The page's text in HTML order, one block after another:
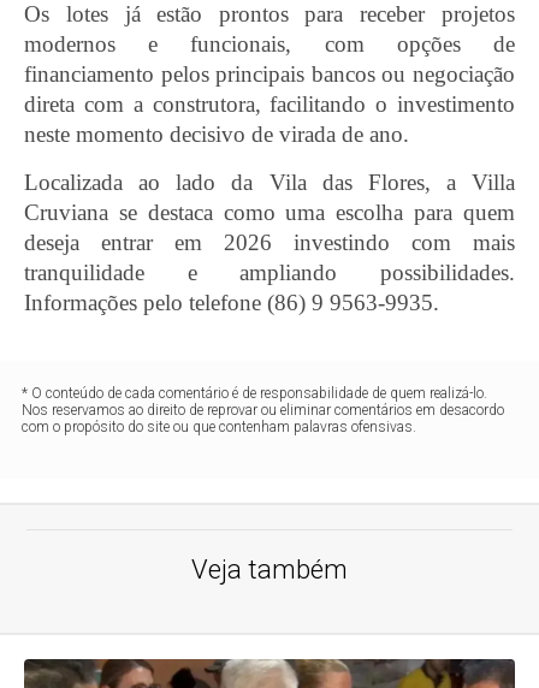
Os lotes já estão prontos para receber projetos
modernos e funcionais, com opções de
financiamento pelos principais bancos ou negociação
direta com a construtora, facilitando o investimento
neste momento decisivo de virada de ano.
Localizada ao lado da Vila das Flores, a Villa
Cruviana se destaca como uma escolha para quem
deseja entrar em 2026 investindo com mais
tranquilidade e ampliando possibilidades.
Informações pelo telefone (86) 9 9563-9935.
* O conteúdo de cada comentário é de responsabilidade de quem realizá-lo.
Nos reservamos ao direito de reprovar ou eliminar comentários em desacordo
com o propósito do site ou que contenham palavras ofensivas.
Veja também